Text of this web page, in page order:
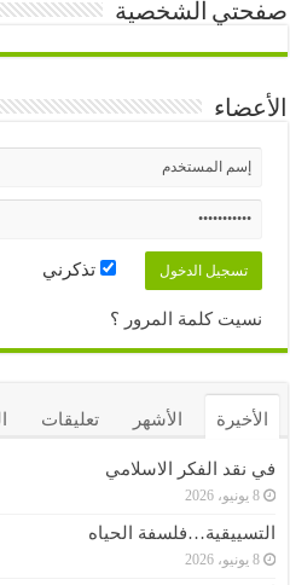
صفحتي الشخصية
الأعضاء
تذكرني
نسيت كلمة المرور ؟
الأخيرة الأشهر تعليقات
في نقد الفكر الاسلامي
8 يونيو، 2026
التسييقية…فلسفة الحياه
8 يونيو، 2026